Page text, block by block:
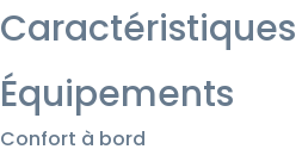
Caractéristiques
Équipements
Confort à bord